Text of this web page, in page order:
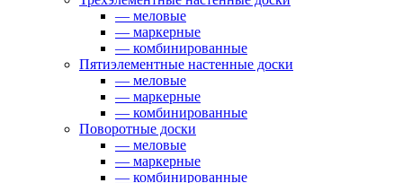
— меловые
— маркерные
— комбинированные
Пятиэлементные настенные доски
— меловые
— маркерные
— комбинированные
Поворотные доски
— меловые
— маркерные
— комбинированные